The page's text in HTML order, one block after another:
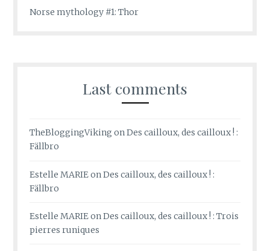
Norse mythology #1: Thor
Last comments
TheBloggingViking onDes cailloux, des cailloux ! :
Fällbro
Estelle MARIEonDes cailloux, des cailloux ! :
Fällbro
Estelle MARIEonDes cailloux, des cailloux ! : Trois
pierres runiques